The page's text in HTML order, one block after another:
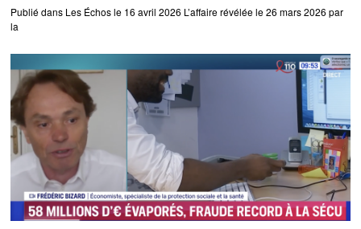
Publié dans Les Échos le 16 avril 2026 L’affaire révélée le 26 mars 2026 par
la